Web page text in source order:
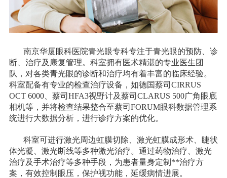
南京华厦眼科医院青光眼专科专注于青光眼的预防、诊
断、治疗及康复管理。科室拥有医术精湛的专业医生团
队，对各类青光眼的诊断和治疗均有着丰富的临床经验。
科室配备有专业的检查治疗设备，如德国蔡司CIRRUS
OCT 6000、蔡司HFA3视野计及蔡司CLARUS 500广角眼底
相机等，并将检查结果整合至蔡司FORUM眼科数据管理系
统进行大数据分析，进行诊疗方案的优化。
科室可进行激光周边虹膜切除、激光虹膜成形术、睫状
体光凝、激光断线等多种激光治疗。通过药物治疗、激光
治疗及手术治疗等多种手段，为患者量身定制**治疗方
案，有效控制眼压，保护视功能，延缓病情进展。